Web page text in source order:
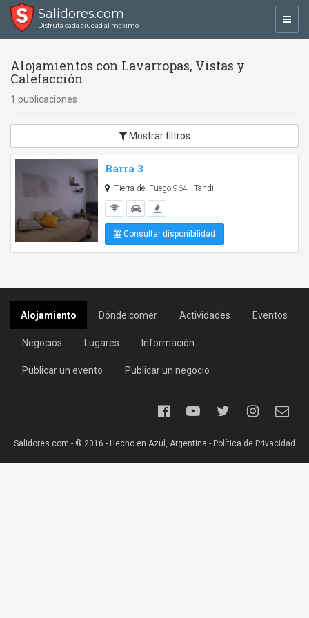
Salidores.com
Disfrutá cada ciudad al máximo
Alojamientos con Lavarropas, Vistas y
Calefacción
1 publicaciones
Mostrar filtros
Barra 3
Tierra del Fuego 964 - Tandil
Consultar disponibilidad
Alojamiento Dónde comer Actividades Eventos
Negocios Lugares Información
Publicar un evento Publicar un negocio
Salidores.com - ® 2016 - Hecho en Azul, Argentina - Política de Privacidad